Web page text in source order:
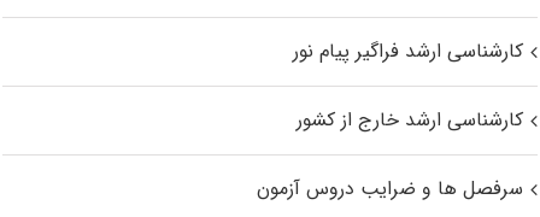
کارشناسی ارشد فراگیر پیام نور
کارشناسی ارشد خارج از کشور
سرفصل ها و ضرایب دروس آزمون